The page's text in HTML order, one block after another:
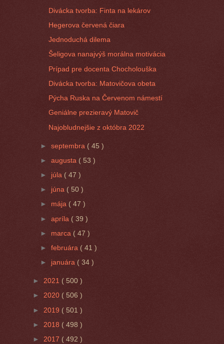
Divácka tvorba: Finta na lekárov
Hegerova červená čiara
Jednoduchá dilema
Šeligova nanajvýš morálna motivácia
Prípad pre docenta Chocholouška
Divácka tvorba: Matovičova obeta
Pýcha Ruska na Červenom námestí
Geniálne prezieravý Matovič
Najobludnejšie z októbra 2022
►septembra ( 45 )
►augusta ( 53 )
► júla ( 47 )
► júna ( 50 )
► mája ( 47 )
►apríla ( 39 )
► marca ( 47 )
►februára ( 41 )
► januára( 34 )
► 2021 ( 500 )
► 2020 ( 506 )
► 2019 ( 501 )
► 2018 ( 498 )
► 2017 ( 492 )